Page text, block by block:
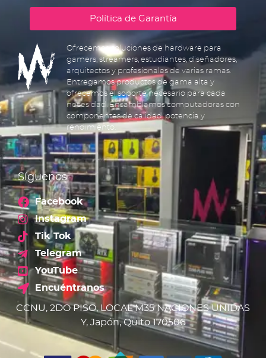
Política de Garantía
Ofrecemos soluciones de hardware para
gamers, streamers, estudiantes, diseñadores,
arquitectos y profesionales de varias ramas.
Entregamos productos de gama alta y
ofrecemos el soporte necesario para cada
necesidad. Ensamblamos computadoras con
componentes de calidad, potencia y
rendimiento.
Síguenos
Facebook
Instagram
Tik Tok
Telegram
YouTube
Encuéntranos
CCNU, 2DO PISO, LOCAL M35 NACIONES UNIDAS
Y, Japón, Quito 170506